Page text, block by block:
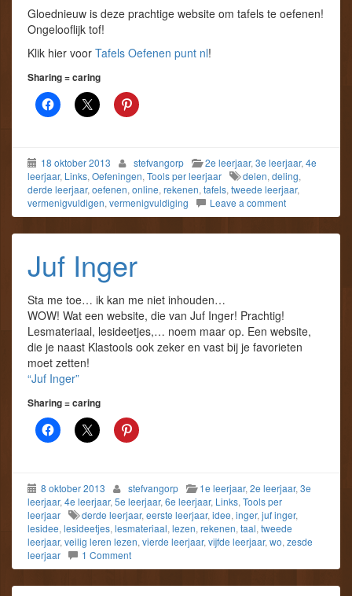
Gloednieuw is deze prachtige website om tafels te oefenen!
Ongelooflijk tof!
Klik hier voor Tafels Oefenen punt nl!
Sharing = caring
18 oktober 2013 stefvangorp 2e leerjaar, 3e leerjaar, 4e
leerjaar, Links, Oefeningen, Tools per leerjaar delen, deling,
derde leerjaar, oefenen, online, rekenen, tafels, tweede leerjaar,
vermenigvuldigen, vermenigvuldiging Leave a comment
Juf Inger
Sta me toe… ik kan me niet inhouden…
WOW! Wat een website, die van Juf Inger! Prachtig!
Lesmateriaal, lesideetjes,… noem maar op. Een website,
die je naast Klastools ook zeker en vast bij je favorieten
moet zetten!
“Juf Inger”
Sharing = caring
8 oktober 2013 stefvangorp 1e leerjaar, 2e leerjaar, 3e
leerjaar, 4e leerjaar, 5e leerjaar, 6e leerjaar, Links, Tools per
leerjaar
derde leerjaar, eerste leerjaar, idee, inger, juf inger,
lesidee, lesideetjes, lesmateriaal, lezen, rekenen, taal, tweede
leerjaar, veilig leren lezen, vierde leerjaar, vijfde leerjaar, wo, zesde
leerjaar
1 Comment